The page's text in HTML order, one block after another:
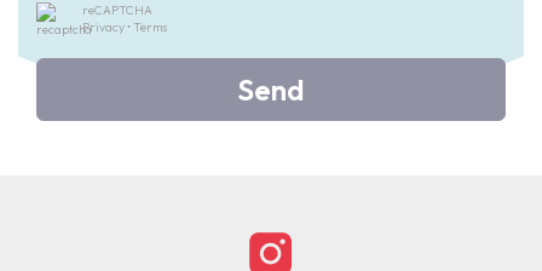
reCAPTCHA
Privacy • Terms
Send